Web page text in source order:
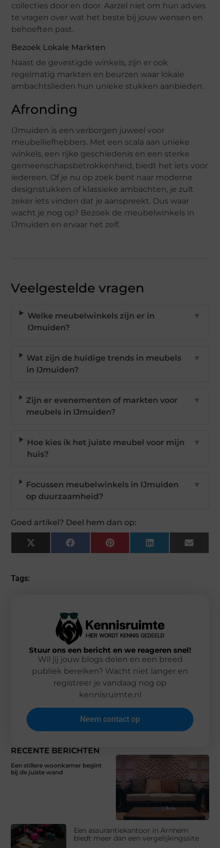
collecties door en door. Aarzel niet om hun advies
te vragen over wat het beste bij jouw wensen en
behoeften past.
Bezoek Lokale Markten
Naast de gevestigde winkels, zijn er ook
regelmatig markten en beurzen waar lokale
ambachtslieden hun unieke stukken aanbieden.
Afronding
IJmuiden is een verborgen juweel voor
meubelliefhebbers. Met een scala aan unieke
winkels, een rijke geschiedenis en een sterke
gemeenschapsbetrokkenheid, biedt het iets voor
iedereen. Of je nu op zoek bent naar moderne
designstukken of klassieke ambachten, je zult
zeker iets vinden dat je aanspreekt. Dus waar
wacht je nog op? Bezoek de meubelwinkels in
IJmuiden en ervaar het zelf.
Veelgestelde vragen
Welke meubelwinkels zijn er in
IJmuiden?
▼
Wat zijn de huidige trends in meubels
in IJmuiden?
▼
Zijn er evenementen of markten voor
meubels in IJmuiden?
▼
Hoe kies ik het juiste meubel voor mijn
huis?
▼
Focussen meubelwinkels in IJmuiden
op duurzaamheid?
▼
Goed artikel? Deel hem dan op:
X
(Twitter)
FacebookPinterestLinkedIn Email
Tags:
RECENTE BERICHTEN
Een stillere woonkamer begint
bij de juiste wand
Een assurantiekantoor in Arnhem
biedt meer dan een vergelijkingssite
Stuur ons een bericht en we reageren snel!
Wil jij jouw blogs delen en een breed
publiek bereiken? Wacht niet langer en
registreer je vandaag nog op
kennisruimte.nl
Neem contact op